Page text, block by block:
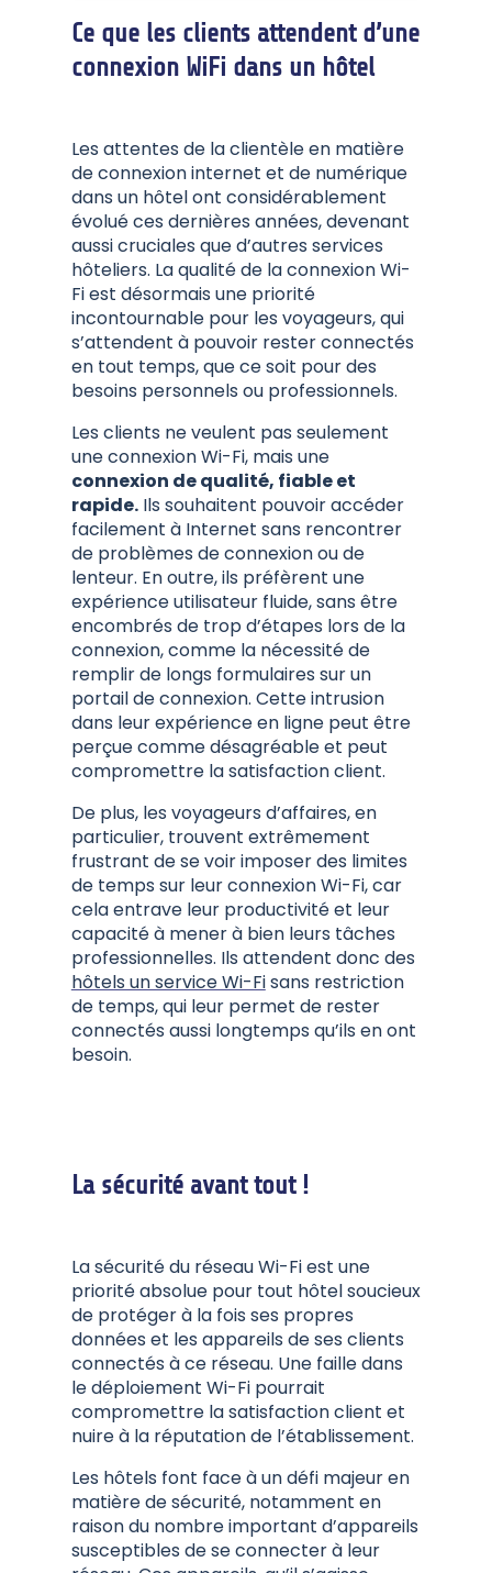
Ce que les clients attendent d’une
connexion WiFi dans un hôtel
Les attentes de la clientèle en matière
de connexion internet et de numérique
dans un hôtel ont considérablement
évolué ces dernières années, devenant
aussi cruciales que d’autres services
hôteliers. La qualité de la connexion Wi-
Fi est désormais une priorité
incontournable pour les voyageurs, qui
s’attendent à pouvoir rester connectés
en tout temps, que ce soit pour des
besoins personnels ou professionnels.
Les clients ne veulent pas seulement
une connexion Wi-Fi, mais une
connexion de qualité, fiable et
rapide.Ils souhaitent pouvoir accéder
facilement à Internet sans rencontrer
de problèmes de connexion ou de
lenteur. En outre, ils préfèrent une
expérience utilisateur fluide, sans être
encombrés de trop d’étapes lors de la
connexion, comme la nécessité de
remplir de longs formulaires sur un
portail de connexion. Cette intrusion
dans leur expérience en ligne peut être
perçue comme désagréable et peut
compromettre la satisfaction client.
De plus, les voyageurs d’affaires, en
particulier, trouvent extrêmement
frustrant de se voir imposer des limites
de temps sur leur connexion Wi-Fi, car
cela entrave leur productivité et leur
capacité à mener à bien leurs tâches
professionnelles. Ils attendent donc des
hôtels un service Wi-Fisans restriction
de temps, qui leur permet de rester
connectés aussi longtemps qu’ils en ont
besoin.
La sécurité avant tout !
La sécurité du réseau Wi-Fi est une
priorité absolue pour tout hôtel soucieux
de protéger à la fois ses propres
données et les appareils de ses clients
connectés à ce réseau. Une faille dans
le déploiement Wi-Fi pourrait
compromettre la satisfaction client et
nuire à la réputation de l’établissement.
Les hôtels font face à un défi majeur en
matière de sécurité, notamment en
raison du nombre important d’appareils
susceptibles de se connecter à leur